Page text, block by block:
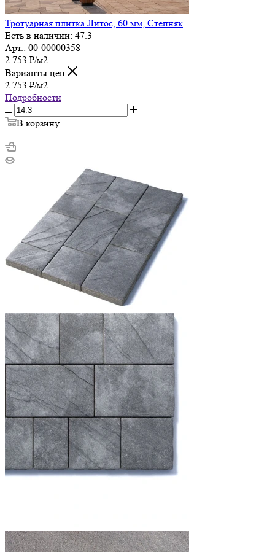
Тротуарная плитка Литос, 60 мм, Степняк
Есть в наличии: 47.3
Арт.: 00-00000358
2 753 ₽/м2
Варианты цен
2 753 ₽/м2
Подробности
В корзину